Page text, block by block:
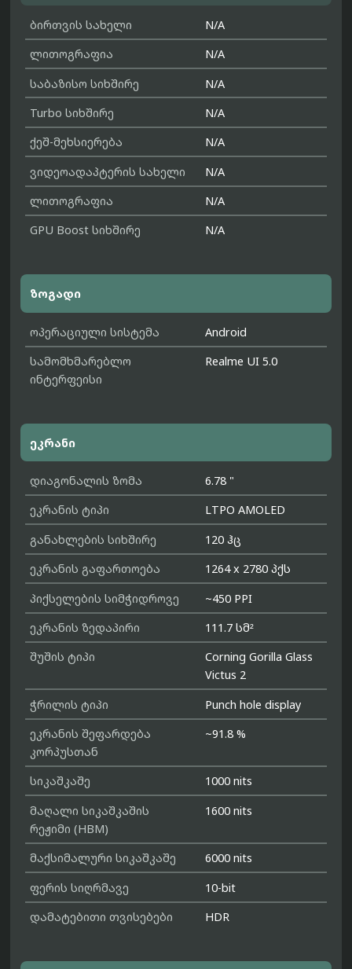
ბირთვის სახელი
N/A
ლითოგრაფია
N/A
საბაზისო სიხშირე
N/A
Turbo სიხშირე
N/A
ქეშ-მეხსიერება
N/A
ვიდეოადაპტერის სახელი
N/A
ლითოგრაფია
N/A
GPU Boost სიხშირე
N/A
ზოგადი
ოპერაციული სისტემა
Android
სამომხმარებლო
ინტერფეისი
Realme UI 5.0
ეკრანი
დიაგონალის ზომა
6.78 "
ეკრანის ტიპი
LTPO AMOLED
განახლების სიხშირე
120 ჰც
ეკრანის გაფართოება
1264 x 2780 პქს
პიქსელების სიმჭიდროვე
~450 PPI
ეკრანის ზედაპირი
111.7 სმ²
შუშის ტიპი
Corning Gorilla Glass
Victus 2
ჭრილის ტიპი
Punch hole display
ეკრანის შეფარდება
კორპუსთან
~91.8 %
სიკაშკაშე
1000 nits
მაღალი სიკაშკაშის
რეჟიმი (HBM)
1600 nits
მაქსიმალური სიკაშკაშე
6000 nits
ფერის სიღრმავე
10-bit
დამატებითი თვისებები
HDR